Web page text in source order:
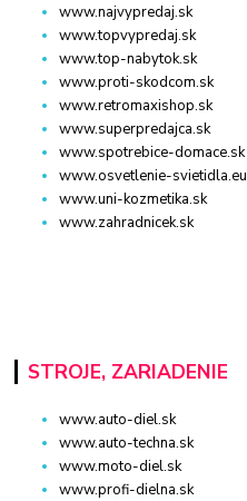
www.najvypredaj.sk
www.topvypredaj.sk
www.top-nabytok.sk
www.proti-skodcom.sk
www.retromaxishop.sk
www.superpredajca.sk
www.spotrebice-domace.sk
www.osvetlenie-svietidla.eu
www.uni-kozmetika.sk
www.zahradnicek.sk
STROJE, ZARIADENIE
www.auto-diel.sk
www.auto-techna.sk
www.moto-diel.sk
www.profi-dielna.sk